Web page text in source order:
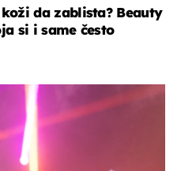
da zablista? Beauty
si i same često